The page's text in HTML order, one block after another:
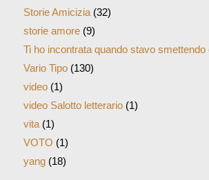
Storie Amicizia(32)
storie amore(9)
Ti ho incontrata quando stavo smettendo
Vario Tipo(130)
video(1)
video Salotto letterario(1)
vita(1)
VOTO (1)
yang(18)